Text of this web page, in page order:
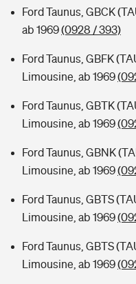
Ford Taunus, GBCK
ab 1969(0928 / 393)
Ford Taunus, GBFK
Limousine, ab 1969
Ford Taunus, GBTK
Limousine, ab 1969
Ford Taunus, GBNK
Limousine, ab 1969
Ford Taunus, GBTS
Limousine, ab 1969
Ford Taunus, GBTS
Limousine, ab 1969